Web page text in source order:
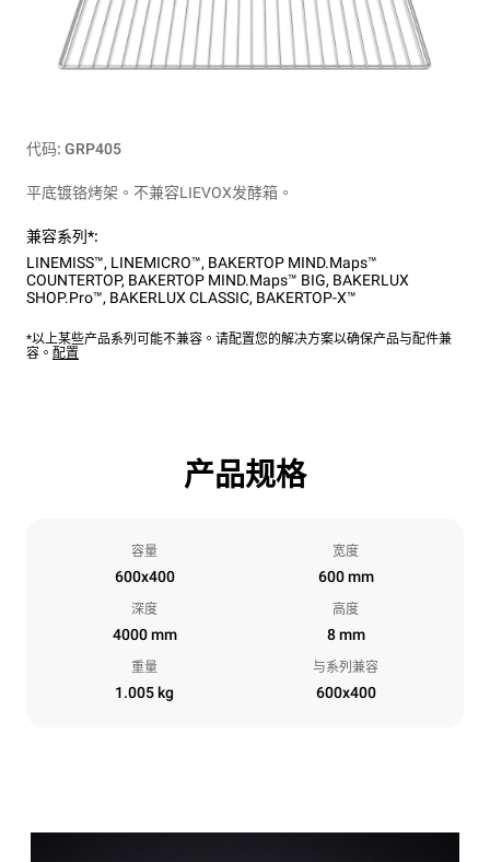
代码: GRP405
平底镀铬烤架。不兼容LIEVOX发酵箱。
兼容系列*:
LINEMISS™, LINEMICRO™, BAKERTOP MIND.Maps™
COUNTERTOP, BAKERTOP MIND.Maps™ BIG, BAKERLUX
SHOP.Pro™, BAKERLUX CLASSIC, BAKERTOP-X™
*以上某些产品系列可能不兼容。请配置您的解决方案以确保产品与配件兼
容。 配置
产品规格
容量
600x400
宽度
600 mm
深度
4000 mm
高度
8 mm
重量
1.005 kg
与系列兼容
600x400